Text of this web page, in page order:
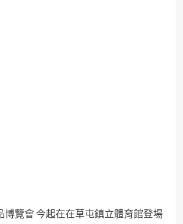
博覽會 今起在在草屯鎮立體育館登場